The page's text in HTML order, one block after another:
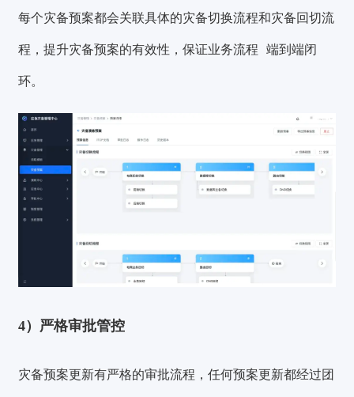
每个灾备预案都会关联具体的灾备切换流程和灾备回切流
程，提升灾备预案的有效性，保证业务流程 端到端闭
环。
4）严格审批管控
灾备预案更新有严格的审批流程 ，任何预案更新都经过团